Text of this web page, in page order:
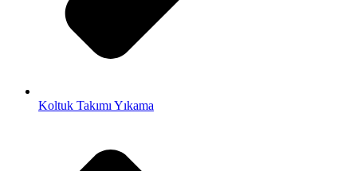
Koltuk Takımı Yıkama